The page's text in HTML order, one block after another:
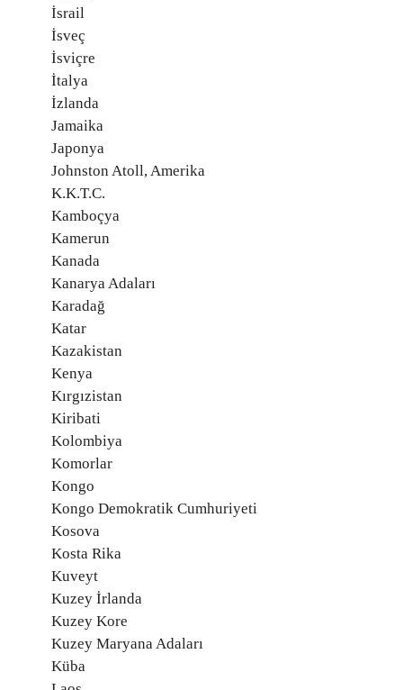
İsrail
İsveç
İsviçre
İtalya
İzlanda
Jamaika
Japonya
Johnston Atoll, Amerika
K.K.T.C.
Kamboçya
Kamerun
Kanada
Kanarya Adaları
Karadağ
Katar
Kazakistan
Kenya
Kırgızistan
Kiribati
Kolombiya
Komorlar
Kongo
Kongo Demokratik Cumhuriyeti
Kosova
Kosta Rika
Kuveyt
Kuzey İrlanda
Kuzey Kore
Kuzey Maryana Adaları
Küba